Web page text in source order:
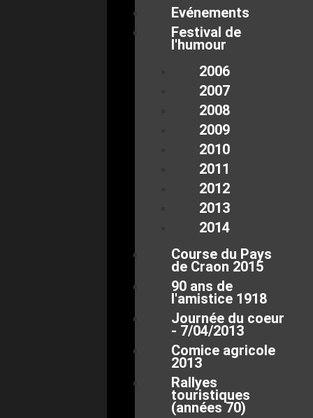
Evénements
Festival de
l'humour
2006
2007
2008
2009
2010
2011
2012
2013
2014
Course du Pays
de Craon 2015
90 ans de
l'amistice 1918
Journée du coeur
- 7/04/2013
Comice agricole
2013
Rallyes
touristiques
(années 70)